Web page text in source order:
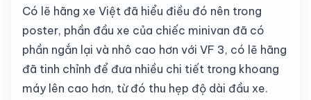
Có lẽ hãng xe Việt đã hiểu điều đó nên trong
poster, phần đầu xe của chiếc minivan đã có
phần ngắn lại và nhô cao hơn với VF 3, có lẽ hãng
đã tinh chỉnh để đưa nhiều chi tiết trong khoang
máy lên cao hơn, từ đó thu hẹp độ dài đầu xe.